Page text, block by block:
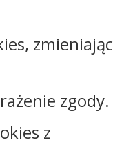
zmieniając
zgody.
z